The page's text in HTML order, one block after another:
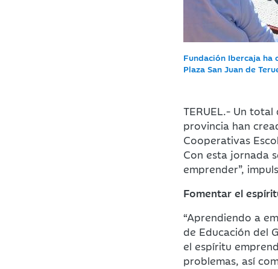
Fundación Ibercaja
Plaza San Juan de
TERUEL.- Un total
provincia han
Cooperativas
Con esta jornada
emprender”,
Fomentar el
“Aprendiendo a
de Educación del
el espíritu
problemas, así